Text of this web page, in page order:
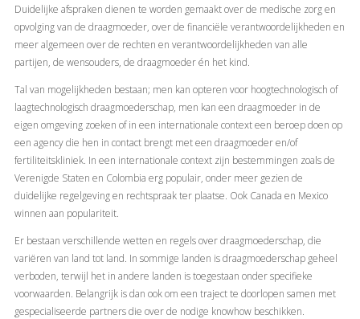
Duidelijke afspraken dienen te worden gemaakt over de medische zorg en
opvolging van de draagmoeder, over de financiële verantwoordelijkheden en
meer algemeen over de rechten en verantwoordelijkheden van alle
partijen, de wensouders, de draagmoeder én het kind.
Tal van mogelijkheden bestaan; men kan opteren voor hoogtechnologisch of
laagtechnologisch draagmoederschap, men kan een draagmoeder in de
eigen omgeving zoeken of in een internationale context een beroep doen op
een agency die hen in contact brengt met een draagmoeder en/of
fertiliteitskliniek. In een internationale context zijn bestemmingen zoals de
Verenigde Staten en Colombia erg populair, onder meer gezien de
duidelijke regelgeving en rechtspraak ter plaatse. Ook Canada en Mexico
winnen aan populariteit.
Er bestaan verschillende wetten en regels over draagmoederschap, die
variëren van land tot land. In sommige landen is draagmoederschap geheel
verboden, terwijl het in andere landen is toegestaan onder specifieke
voorwaarden. Belangrijk is dan ook om een traject te doorlopen samen met
gespecialiseerde partners die over de nodige knowhow beschikken.